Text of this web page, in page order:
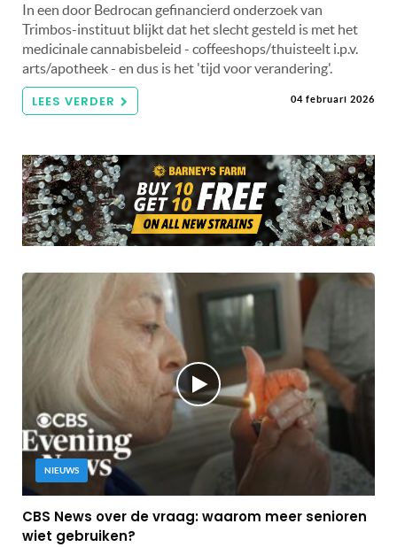
In een door Bedrocan gefinancierd onderzoek van
Trimbos-instituut blijkt dat het slecht gesteld is met het
medicinale cannabisbeleid - coffeeshops/thuisteelt i.p.v.
arts/apotheek - en dus is het 'tijd voor verandering'.
LEES VERDER 04 februari 2026
NIEUWS
CBS News over de vraag: waarom meer senioren
wiet gebruiken?